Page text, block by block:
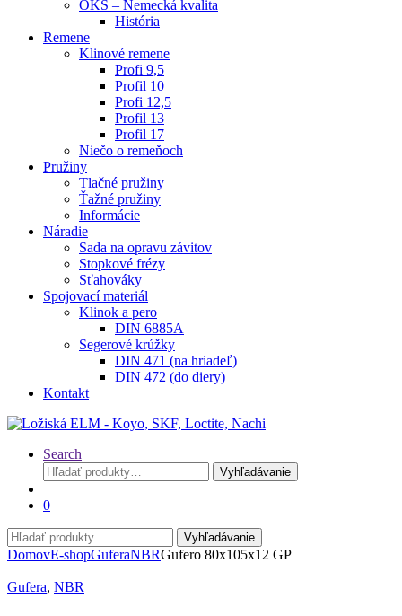
OKS – Nemecká kvalita
História
Remene
Klinové remene
Profi 9,5
Profil 10
Profi 12,5
Profil 13
Profil 17
Niečo o remeňoch
Pružiny
Tlačné pružiny
Ťažné pružiny
Informácie
Náradie
Sada na opravu závitov
Stopkové frézy
Sťahováky
Spojovací materiál
Klinok a pero
DIN 6885A
Segerové krúžky
DIN 471 (na hriadeľ)
DIN 472 (do diery)
Kontakt
Search
Hľadať:
Vyhľadávanie
0
Hľadať:
Vyhľadávanie
DomovE-shopGuferaNBRGufero 80x105x12 GP
Gufera, NBR